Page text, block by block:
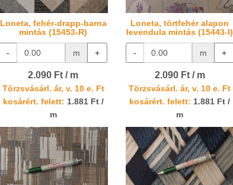
Loneta, fehér-drapp-barna
mintás (15453-R)
- m +
2.090 Ft / m
Törzsvásárl. ár, v. 10 e. Ft
kosárért. felett: 1.881 Ft /
m
Loneta, törtfehér alapon
levendula mintás (15443-I)
- m +
2.090 Ft / m
Törzsvásárl. ár, v. 10 e. Ft
kosárért. felett: 1.881 Ft /
m